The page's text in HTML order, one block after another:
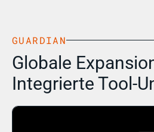
GUARDIAN
Globale
Integrierte Tool-